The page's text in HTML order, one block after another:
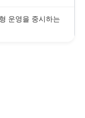
운영을 중시하는